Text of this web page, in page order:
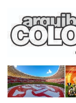
content